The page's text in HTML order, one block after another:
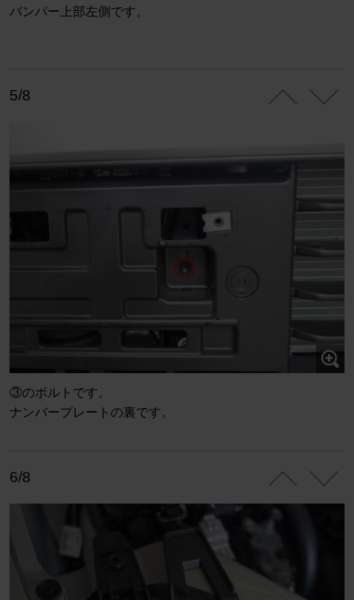
バンパー上部左側です。
5/8
③のボルトです。
ナンバープレートの裏です。
6/8